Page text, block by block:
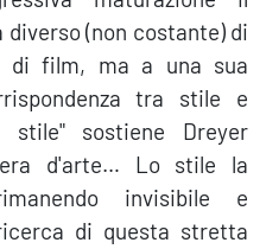
(non costante) di
film, ma a una sua
tra stile e
stile" sostiene Dreyer
d'arte… Lo stile la
invisibile e
di questa stretta